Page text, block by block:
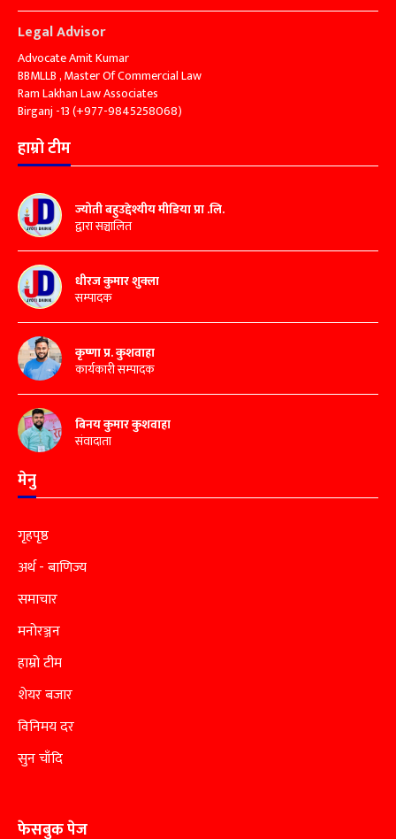
Legal Advisor
Advocate Amit Kumar
BBMLLB , Master Of Commercial Law
Ram Lakhan Law Associates
Birganj -13 (+977-9845258068)
हाम्रो टीम
ज्योती बहुउद्देश्यीय मीडिया प्रा .लि.
द्वारा सञ्चालित
धीरज कुमार शुक्ला
सम्पादक
कृष्णा प्र. कुशवाहा
कार्यकारी सम्पादक
बिनय कुमार कुशवाहा
संवादाता
मेनु
गृहपृष्ठ
अर्थ - बाणिज्य
समाचार
मनोरञ्जन
हाम्रो टीम
शेयर बजार
विनिमय दर
सुन चाँदि
फेसबुक पेज